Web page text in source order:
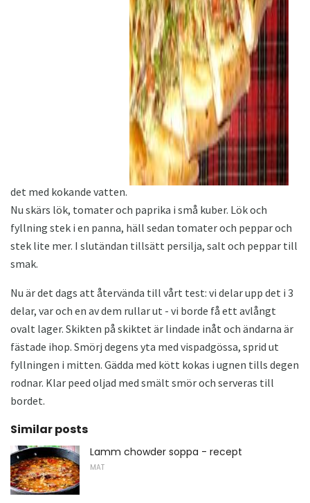
det med kokande vatten.
Nu skärs lök, tomater och paprika i små kuber. Lök och
fyllning stek i en panna, häll sedan tomater och peppar och
stek lite mer. I slutändan tillsätt persilja, salt och peppar till
smak.
Nu är det dags att återvända till vårt test: vi delar upp det i 3
delar, var och en av dem rullar ut - vi borde få ett avlångt
ovalt lager. Skikten på skiktet är lindade inåt och ändarna är
fästade ihop. Smörj degens yta med vispadgössa, sprid ut
fyllningen i mitten. Gädda med kött kokas i ugnen tills degen
rodnar. Klar peed oljad med smält smör och serveras till
bordet.
Similar posts
Lamm chowder soppa - recept
MAT